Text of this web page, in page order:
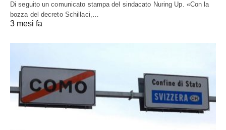
Di seguito un comunicato stampa del sindacato Nuring Up. «Con la
bozza del decreto Schillaci,…
3 mesi fa